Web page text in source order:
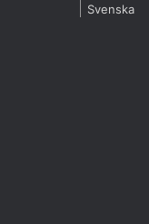
Svenska